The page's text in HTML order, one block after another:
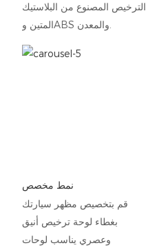
الترخيص المصنوع من البلاستيك
المتين وABS والمعدن.
نمط مخصص
قم بتخصيص مظهر سيارتك
بغطاء لوحة ترخيص أنيق
وعصري يناسب لوحات